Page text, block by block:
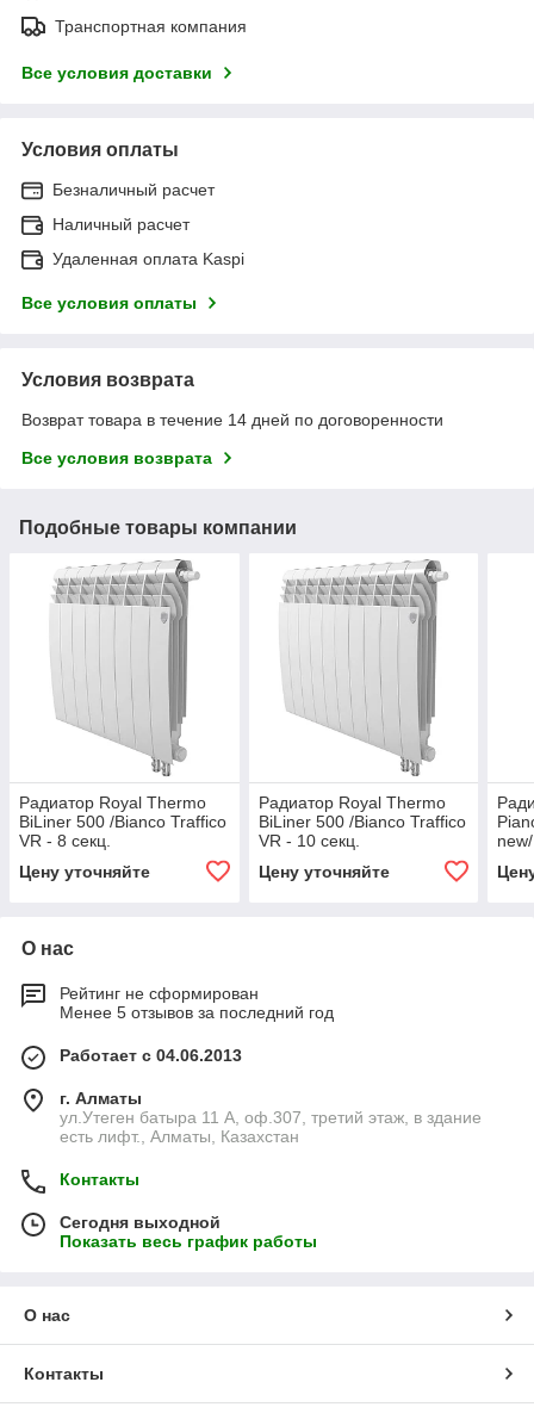
Транспортная компания
Все условия доставки
Условия оплаты
Безналичный расчет
Наличный расчет
Удаленная оплата Kaspi
Все условия оплаты
Условия возврата
Возврат товара в течение 14 дней по договоренности
Все условия возврата
Подобные товары компании
Радиатор Royal Thermo
BiLiner 500 /Bianco Traffico
VR - 8 секц.
Цену уточняйте
Радиатор Royal Thermo
BiLiner 500 /Bianco Traffico
VR - 10 секц.
Цену уточняйте
О нас
Рейтинг не сформирован
Менее 5 отзывов за последний год
Работает с 04.06.2013
г. Алматы
ул.Утеген батыра 11 А, оф.307, третий этаж, в здание
есть лифт., Алматы, Казахстан
Контакты
Сегодня выходной
Показать весь график работы
О нас
Контакты